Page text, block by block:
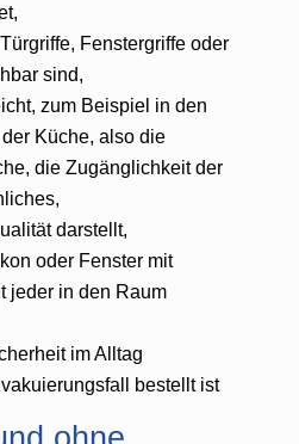
Fenstergriffe oder
sind,
zum Beispiel in den
Küche, also die
die Zugänglichkeit der
darstellt,
oder Fenster mit
jeder in den Raum
im Alltag
bestellt ist